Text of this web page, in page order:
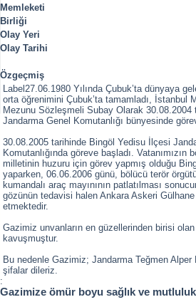
Memleketi
Birliği
Olay Yeri
Olay Tarihi
Özgeçmiş
:
Label27.06.1980 Yılında Çubuk’ta dünyaya
orta öğrenimini Çubuk’ta tamamladı, İstanbul
Mezunu Sözleşmeli Subay Olarak
Jandarma Genel Komutanlığı bünyesinde
30.08.2005 tarihinde Bingöl Yedisu İlçesi
Komutanlığında göreve başladı.
milletinin huzuru için görev yapmış olduğu
yaparken, 06.06.2006 günü, bölücü terör
kumandalı araç mayınının patlatılması
gözünün tedavisi halen Ankara Askeri
etmektedir.
Gazimiz unvanların en güzellerinden birisi
kavuşmuştur.
Bu nedenle Gazimiz; Jandarma Teğmen Alper
şifalar dileriz.
Gazimize ömür boyu sağlık ve